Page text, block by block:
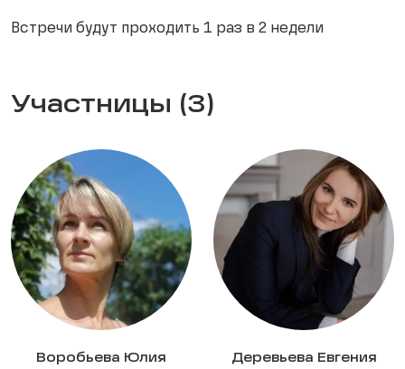
Встречи будут проходить 1 раз в 2 недели
Участницы (3)
Воробьева Юлия Деревьева Евгения